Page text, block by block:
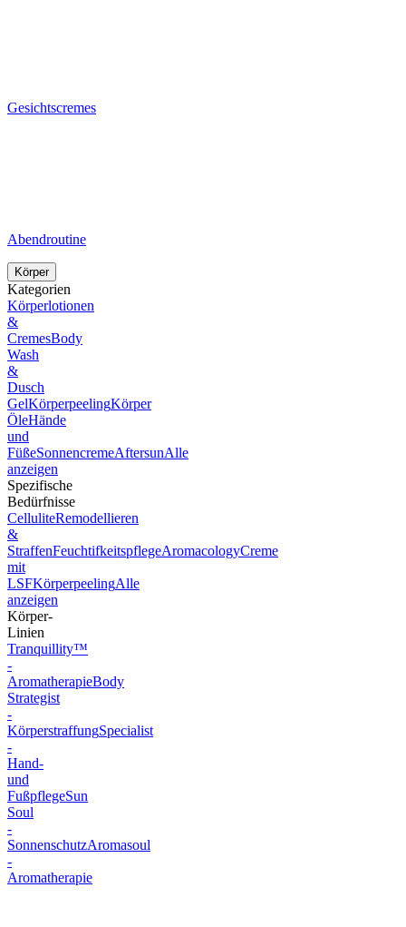
Gesichtscremes
Abendroutine
Körper
Kategorien
Körperlotionen
&
CremesBody
Wash
&
Dusch
GelKörperpeelingKörper
ÖleHände
und
FüßeSonnencremeAftersunAlle
anzeigen
Spezifische
Bedürfnisse
CelluliteRemodellieren
&
StraffenFeuchtifkeitspflegeAromacologyCreme
mit
LSFKörperpeelingAlle
anzeigen
Körper-
Linien
Tranquillity™
-
AromatherapieBody
Strategist
-
KörperstraffungSpecialist
-
Hand-
und
FußpflegeSun
Soul
-
SonnenschutzAromasoul
-
Aromatherapie